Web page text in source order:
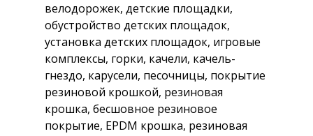
велодорожек, детские площадки,
обустройство детских площадок,
установка детских площадок, игровые
комплексы, горки, качели, качель-
гнездо, карусели, песочницы, покрытие
резиновой крошкой, резиновая
крошка, бесшовное резиновое
покрытие, EPDM крошка, резиновая